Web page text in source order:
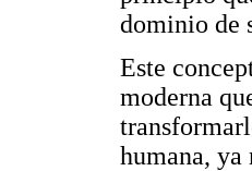
dominio de
Este
moderna
humana, ya